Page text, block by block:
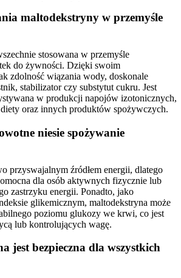
maltodekstryny w przemyśle
stosowana w przemyśle
do żywności. Dzięki swoim
zdolność wiązania wody, doskonale
stabilizator czy substytut cukru. Jest
w produkcji napojów izotonicznych,
oraz innych produktów spożywczych.
niesie spożywanie
przyswajalnym źródłem energii, dlatego
dla osób aktywnych fizycznie lub
zastrzyku energii. Ponadto, jako
glikemicznym, maltodekstryna może
poziomu glukozy we krwi, co jest
lub kontrolujących wagę.
jest bezpieczna dla wszystkich